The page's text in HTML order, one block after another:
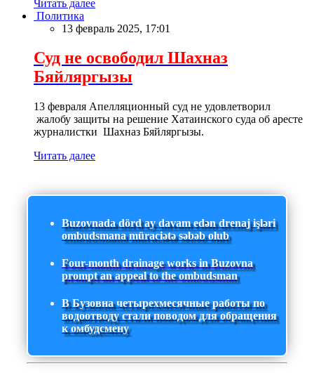
Читать далее
Политика
13 февраль 2025, 17:01
Суд не освободил Шахназ
Бяйляргызы
13 февраля Апелляционный суд не удовлетворил
жалобу защиты на решение Хатаинского суда об аресте
журналистки Шахназ Бяйляргызы.
Читать далее
Buzovnada dörd ay davam edən drenaj işləri
ombudsmana müraciətə səbəb olub
Four-month drainage works in Buzovna
prompt an appeal to the ombudsman
В Бузовна четырехмесячные работы по
водоотводу стали поводом для обращения
к омбудсмену